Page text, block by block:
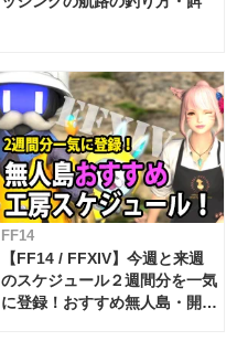
FF14
【FF14 / FFXIV】今週と来週
のスケジュール２週間分を一気
に登録！おすすめ無人島・開拓